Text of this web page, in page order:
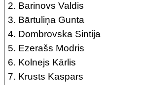
2. Barinovs Valdis
3. Bārtuliņa Gunta
4. Dombrovska Sintija
5. Ezerašs Modris
6. Kolnejs Kārlis
7. Krusts Kaspars